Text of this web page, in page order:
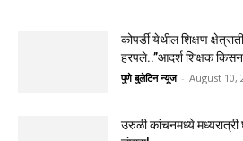
कोपर्डी येथील शिक्षण
हरपले..”आदर्श शिक्षक
पुणे बुलेटिन न्यूज - August 10,
उरुळी कांचनमध्ये